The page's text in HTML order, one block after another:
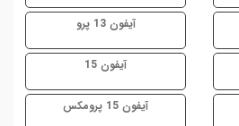
آیفون 13 پرو
آیفون 15
آیفون 15 پرومکس